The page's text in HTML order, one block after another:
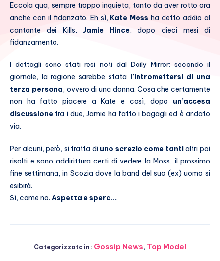
Eccola qua, sempre troppo inquieta, tanto da aver rotto ora
anche con il fidanzato. Eh sì, Kate Moss ha detto addio al
cantante dei Kills, Jamie Hince, dopo dieci mesi di
fidanzamento.
I dettagli sono stati resi noti dal Daily Mirror: secondo il
giornale, la ragione sarebbe stata
l’intromettersi di una
terza persona, ovvero di una donna. Cosa che certamente
non ha fatto piacere a Kate e così, dopo un’accesa
discussione tra i due, Jamie ha fatto i bagagli ed è andato
via.
Per alcuni, però, si tratta di uno screzio come tantialtri poi
risolti e sono addirittura certi di vedere la Moss, il prossimo
fine settimana, in Scozia dove la band del suo (ex) uomo si
esibirà.
Sì, come no. Aspetta e spera….
Categorizzato in: Gossip News, Top Model